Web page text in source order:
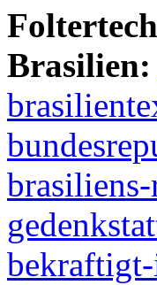
Brasilien: